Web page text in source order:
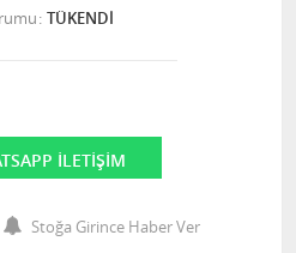
TÜKENDİ
İLETIŞIM
Stoğa Girince Haber Ver